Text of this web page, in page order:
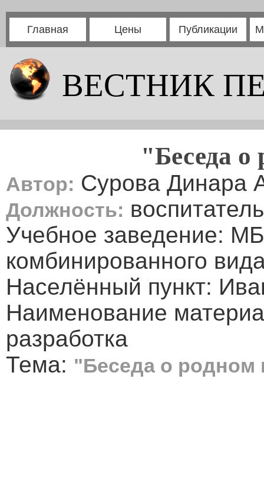
Главная Цены Публикации
ВЕСТНИК
"Беседа о
Автор: Сурова Динара
Должность: воспитатель
Учебное заведение:
комбинированного
Населённый пункт:
Наименование
разработка
Тема: "Беседа о родном